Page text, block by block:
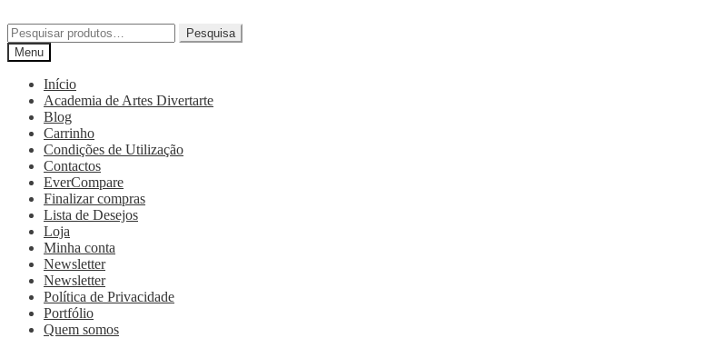
Pesquisa
Menu
Início
Academia de Artes Divertarte
Blog
Carrinho
Condições de Utilização
Contactos
EverCompare
Finalizar compras
Lista de Desejos
Loja
Minha conta
Newsletter
Newsletter
Política de Privacidade
Portfólio
Quem somos